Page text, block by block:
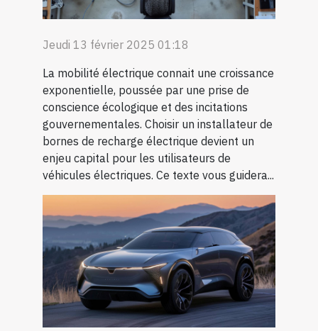
Jeudi 13 février 2025 01:18
La mobilité électrique connait une croissance
exponentielle, poussée par une prise de
conscience écologique et des incitations
gouvernementales. Choisir un installateur de
bornes de recharge électrique devient un
enjeu capital pour les utilisateurs de
véhicules électriques. Ce texte vous guidera...